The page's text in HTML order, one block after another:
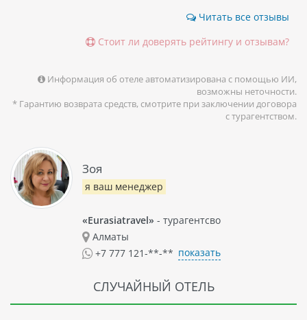
Читать все отзывы
Стоит ли доверять рейтингу и отзывам?
Информация об отеле автоматизирована с помощью ИИ,
возможны неточности.
* Гарантию возврата средств, смотрите при заключении договора
с турагентством.
Зоя
я ваш менеджер
«Eurasiatravel» - турагентсво
Алматы
+7 777 121-**-** показать
СЛУЧАЙНЫЙ ОТЕЛЬ